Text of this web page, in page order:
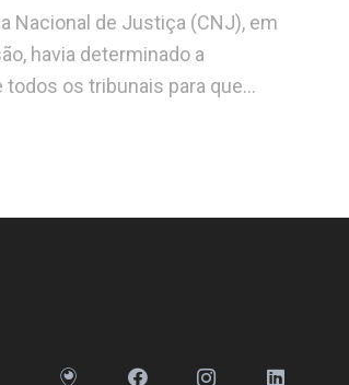
Nacional de Justiça (CNJ), em
havia determinado a
todos os tribunais para que…